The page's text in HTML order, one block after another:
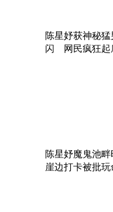
陈星妤获神秘猛
闪 网民疯狂起
陈星妤魔鬼池
崖边打卡被批